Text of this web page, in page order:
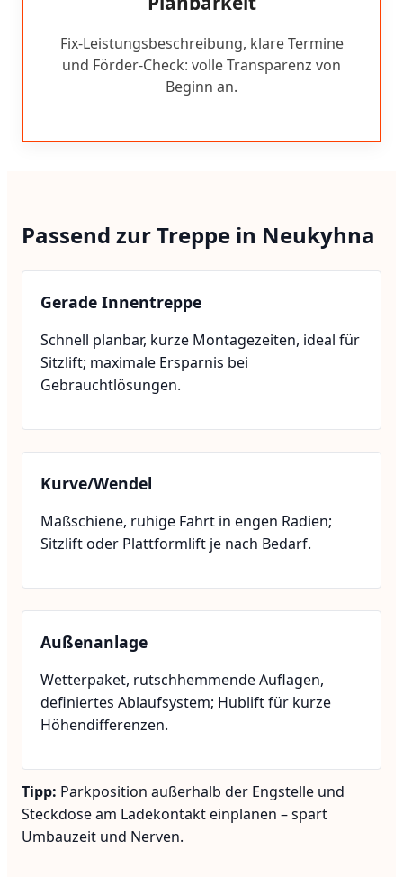
Fix-Leistungsbeschreibung, klare Termine
und Förder-Check: volle Transparenz von
Beginn an.
Passend zur Treppe in Neukyhna
Gerade Innentreppe
Schnell planbar, kurze Montagezeiten, ideal für
Sitzlift; maximale Ersparnis bei
Gebrauchtlösungen.
Kurve/Wendel
Maßschiene, ruhige Fahrt in engen Radien;
Sitzlift oder Plattformlift je nach Bedarf.
Außenanlage
Wetterpaket, rutschhemmende Auflagen,
definiertes Ablaufsystem; Hublift für kurze
Höhendifferenzen.
Tipp: Parkposition außerhalb der Engstelle und
Steckdose am Ladekontakt einplanen – spart
Umbauzeit und Nerven.